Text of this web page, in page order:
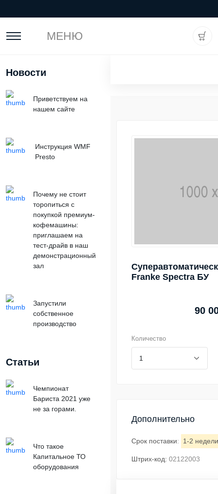
МЕНЮ
Новости
Приветствуем на
нашем сайте
Инструкция WMF
Presto
Почему не стоит
торопиться с
покупкой премиум-
кофемашины:
приглашаем на
тест-драйв в наш
демонстрационный
зал
Запустили
собственное
производство
Статьи
Чемпионат
Бариста 2021 уже
не за горами.
Что такое
Капитальное ТО
оборудования
Franke Spectra БУ
90
Количество
Дополнительно
Срок поставки: 1-2 недели
Штрих-код: 02122003